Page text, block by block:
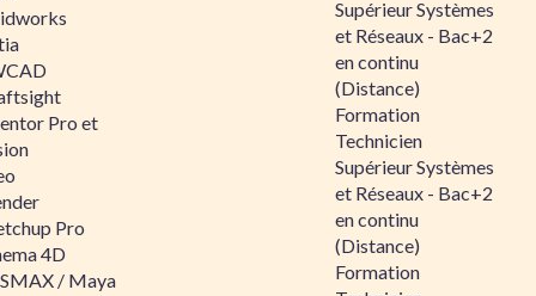
Pro et
Pro
4D
/ Maya
Supérieur Systèmes
et Réseaux - Bac+2
en continu
(Distance)
Formation
Technicien
Supérieur Systèmes
et Réseaux - Bac+2
en continu
(Distance)
Formation